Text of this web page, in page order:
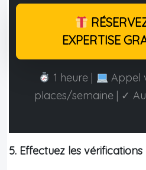
EXPERTISE
1 heure | Appel
places/semaine | ✓
5. Effectuez les vérifications